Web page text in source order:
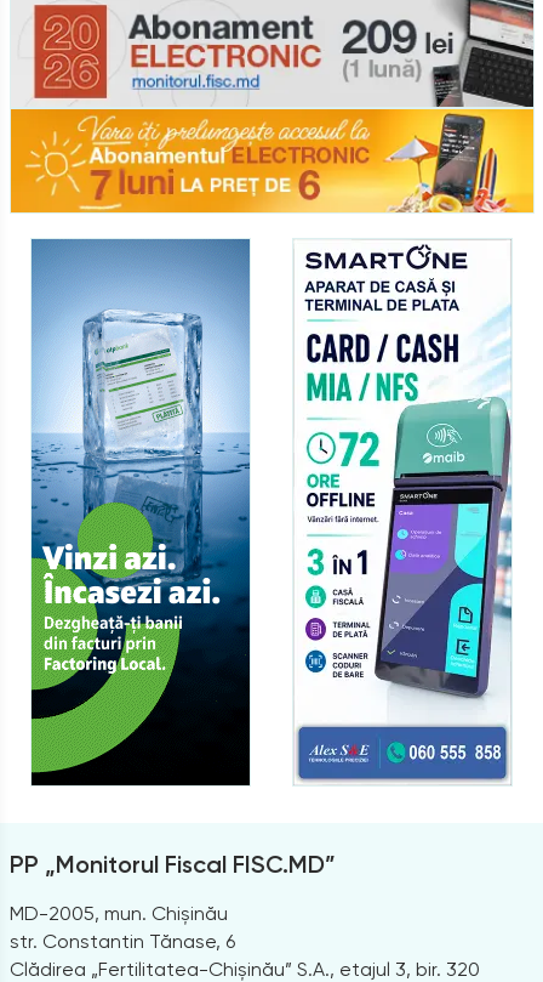
PP „Monitorul Fiscal FISC.MD”
MD-2005, mun. Chișinău
str. Constantin Tănase, 6
Clădirea „Fertilitatea-Chișinău” S.A., etajul 3, bir. 320